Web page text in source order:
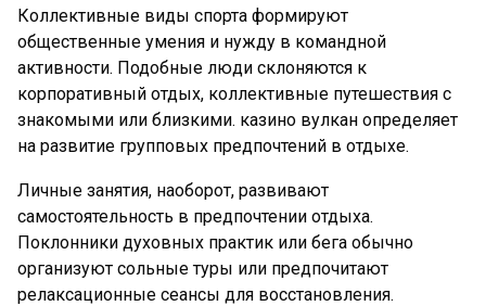
Коллективные виды спорта формируют
общественные умения и нужду в командной
активности. Подобные люди склоняются к
корпоративный отдых, коллективные путешествия с
знакомыми или близкими. казино вулкан определяет
на развитие групповых предпочтений в отдыхе.
Личные занятия, наоборот, развивают
самостоятельность в предпочтении отдыха.
Поклонники духовных практик или бега обычно
организуют сольные туры или предпочитают
релаксационные сеансы для восстановления.